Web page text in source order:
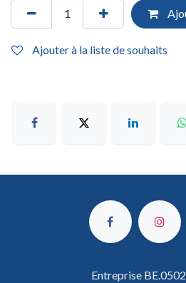
Ajouter à la liste de souhaits
Entreprise